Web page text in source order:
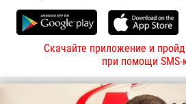
Скачайте приложение и
при помощи SMS-